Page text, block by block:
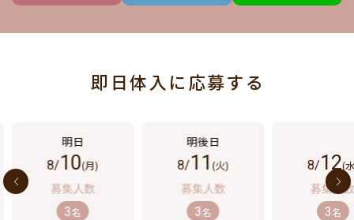
即日体入に応募する
8/10(月)
3名
8/11 (火)
3名
8/12(
3名